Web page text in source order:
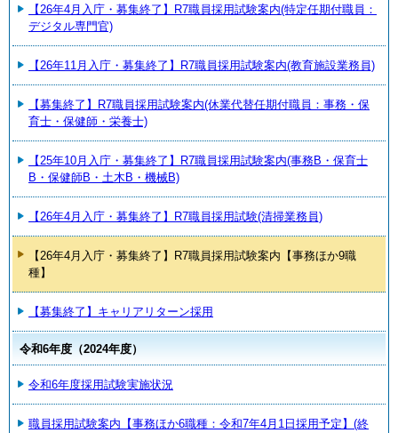
【26年4月入庁・募集終了】R7職員採用試験案内(特定任期付職員：
デジタル専門官)
【26年11月入庁・募集終了】R7職員採用試験案内(教育施設業務員)
【募集終了】R7職員採用試験案内(休業代替任期付職員：事務・保
育士・保健師・栄養士)
【25年10月入庁・募集終了】R7職員採用試験案内(事務B・保育士
B・保健師B・土木B・機械B)
【26年4月入庁・募集終了】R7職員採用試験(清掃業務員)
【26年4月入庁・募集終了】R7職員採用試験案内【事務ほか9職
種】
【募集終了】キャリアリターン採用
令和6年度（2024年度）
令和6年度採用試験実施状況
職員採用試験案内【事務ほか6職種：令和7年4月1日採用予定】(終